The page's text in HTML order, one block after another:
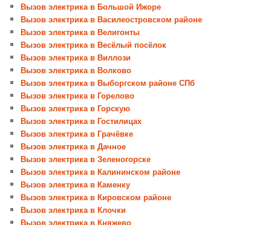
Вызов электрика в Большой Ижоре
Вызов электрика в Василеостровском районе
Вызов электрика в Велигонты
Вызов электрика в Весёлый посёлок
Вызов электрика в Виллози
Вызов электрика в Волково
Вызов электрика в Выборгском районе СПб
Вызов электрика в Горелово
Вызов электрика в Горскую
Вызов электрика в Гостилицах
Вызов электрика в Грачёвке
Вызов электрика в Дачное
Вызов электрика в Зеленогорске
Вызов электрика в Калининском районе
Вызов электрика в Каменку
Вызов электрика в Кировском районе
Вызов электрика в Клочки
Вызов электрика в Княжево